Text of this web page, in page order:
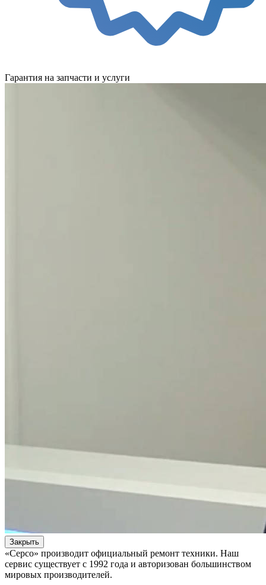
Гарантия на запчасти и услуги
Закрыть
«Серсо» производит официальный ремонт техники. Наш
сервис существует с 1992 года и авторизован большинством
мировых производителей.